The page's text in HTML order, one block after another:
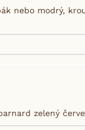
nebo modrý,
zelený